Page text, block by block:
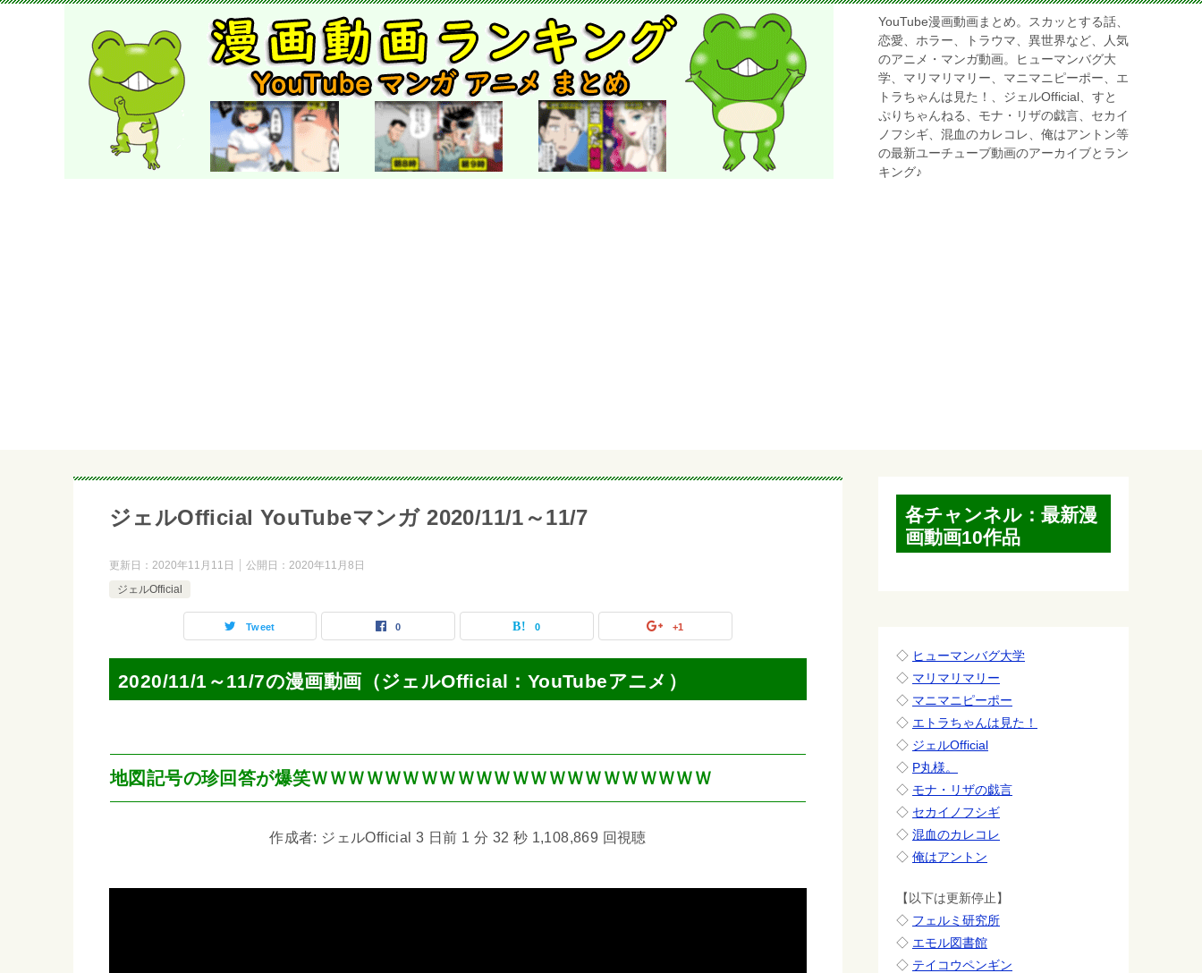
YouTube漫画動画まとめ。スカッとする話、
恋愛、ホラー、トラウマ、異世界など、人気
のアニメ・マンガ動画。ヒューマンバグ大
学、マリマリマリー、マニマニピーポー、エ
トラちゃんは見た！、ジェルOfficial、すと
ぷりちゃんねる、モナ・リザの戯言、セカイ
ノフシギ、混血のカレコレ、俺はアントン等
の最新ユーチューブ動画のアーカイブとラン
キング♪
ジェルOfficial YouTubeマンガ 2020/11/1～11/7
更新日： 2020年11月11日 公開日： 2020年11月8日
ジェルOfficial
Tweet 0 0 +1
2020/11/1～11/7の漫画動画（ジェルOfficial：YouTubeアニメ）
地図記号の珍回答が爆笑ＷＷＷＷＷＷＷＷＷＷＷＷＷＷＷＷＷＷＷＷＷＷ
作成者: ジェルOfficial 3 日前 1 分 32 秒 1,108,869 回視聴
各チャンネル：最新漫
画動画10作品
◇ ヒューマンバグ大学
◇ マリマリマリー
◇ マニマニピーポー
◇ エトラちゃんは見た！
◇ ジェルOfficial
◇ P丸様。
◇ モナ・リザの戯言
◇ セカイノフシギ
◇ 混血のカレコレ
◇ 俺はアントン
【以下は更新停止】
◇ フェルミ研究所
◇ エモル図書館
◇ テイコウペンギン